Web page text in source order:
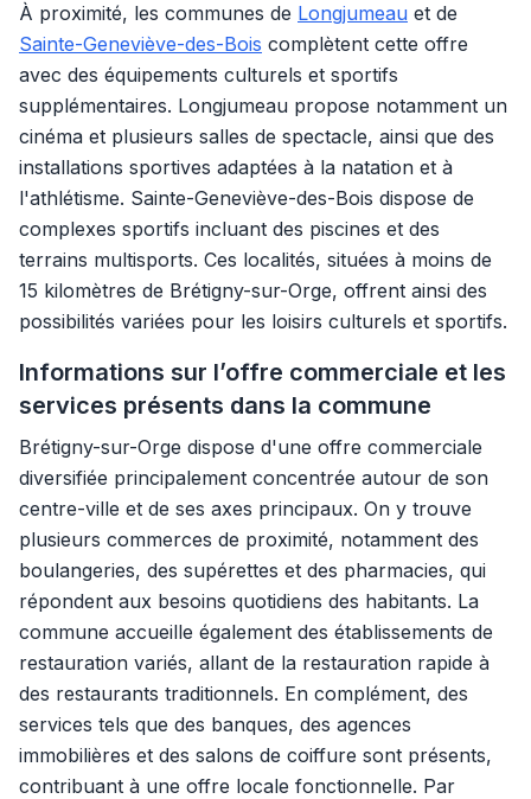
À proximité, les communes de Longjumeau et de
Sainte-Geneviève-des-Bois complètent cette offre
avec des équipements culturels et sportifs
supplémentaires. Longjumeau propose notamment un
cinéma et plusieurs salles de spectacle, ainsi que des
installations sportives adaptées à la natation et à
l'athlétisme. Sainte-Geneviève-des-Bois dispose de
complexes sportifs incluant des piscines et des
terrains multisports. Ces localités, situées à moins de
15 kilomètres de Brétigny-sur-Orge, offrent ainsi des
possibilités variées pour les loisirs culturels et sportifs.
Informations sur l’offre commerciale et les
services présents dans la commune
Brétigny-sur-Orge dispose d'une offre commerciale
diversifiée principalement concentrée autour de son
centre-ville et de ses axes principaux. On y trouve
plusieurs commerces de proximité, notamment des
boulangeries, des supérettes et des pharmacies, qui
répondent aux besoins quotidiens des habitants. La
commune accueille également des établissements de
restauration variés, allant de la restauration rapide à
des restaurants traditionnels. En complément, des
services tels que des banques, des agences
immobilières et des salons de coiffure sont présents,
contribuant à une offre locale fonctionnelle. Par